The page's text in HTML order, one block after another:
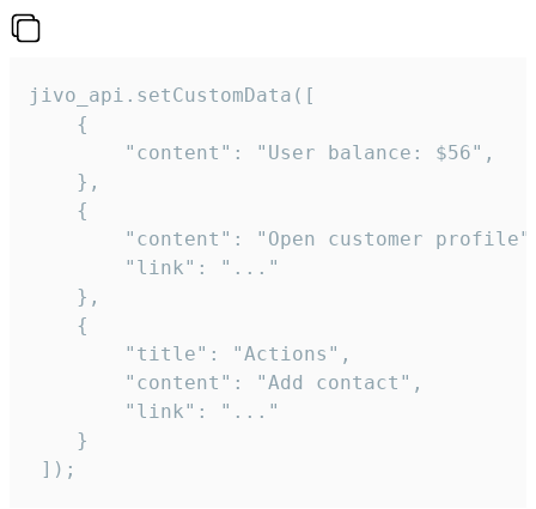
jivo_api.setCustomData([
    {
        "content": "User balance: $56",
    },
    {
"content": "Open customer
        "link": "..."
    },
    {
        "title": "Actions",
        "content": "Add contact",
        "link": "..."
    }
]);